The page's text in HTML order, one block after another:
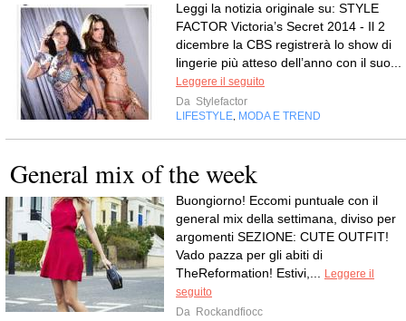
Leggi la notizia originale su: STYLE
FACTOR Victoria’s Secret 2014 - Il 2
dicembre la CBS registrerà lo show di
lingerie più atteso dell’anno con il suo...
Leggere il seguito
Da Stylefactor
LIFESTYLE, MODA E TREND
General mix of the week
Buongiorno! Eccomi puntuale con il
general mix della settimana, diviso per
argomenti SEZIONE: CUTE OUTFIT!
Vado pazza per gli abiti di
TheReformation! Estivi,... Leggere il
seguito
Da Rockandfiocc